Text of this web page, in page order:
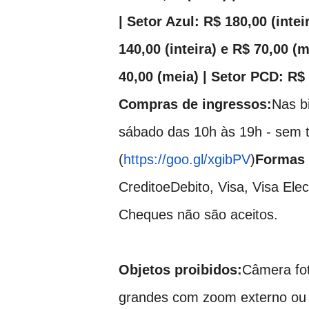
| Setor Azul: R$ 180,00
140,00 (inteira) e R$ 70,00
40,00 (meia) | Setor PCD:
Compras de ingressos:Nas
sábado das 10h às 19h - sem
(https://goo.gl/xgibPV)Formas
CreditoeDebito, Visa, Visa
Cheques não são aceitos.
Objetos proibidos:Câmera
grandes com zoom externo